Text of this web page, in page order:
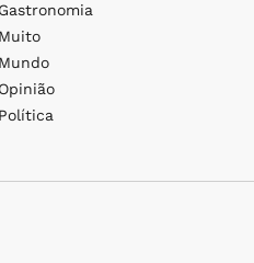
Gastronomia
Muito
Mundo
Opinião
Política